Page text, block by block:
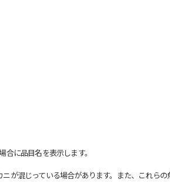
に品目名を表示します。
混じっている場合があります。また、これらの